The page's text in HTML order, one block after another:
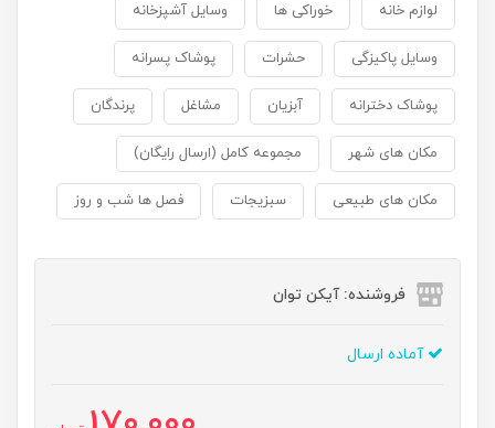
لوازم خانه خوراکی ها وسایل آشپزخانه
وسایل پاکیزگی حشرات پوشاک پسرانه
پوشاک دخترانه آبزیان مشاغل پرندگان
مکان های شهر مجموعه کامل (ارسال رایگان)
مکان های طبیعی سبزیجات فصل ها شب و روز
فروشنده: آیکن توان
آماده ارسال